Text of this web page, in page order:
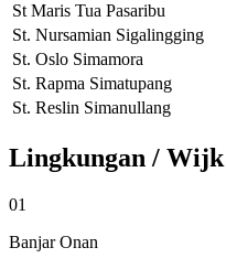
St Maris Tua Pasaribu
St. Nursamian Sigalingging
St. Oslo Simamora
St. Rapma Simatupang
St. Reslin Simanullang
Lingkungan / Wijk
01
Banjar Onan